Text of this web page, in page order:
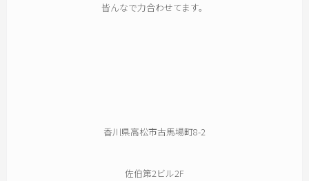
皆んなで力合わせてます。
香川県高松市古馬場町8-2
佐伯第2ビル2F